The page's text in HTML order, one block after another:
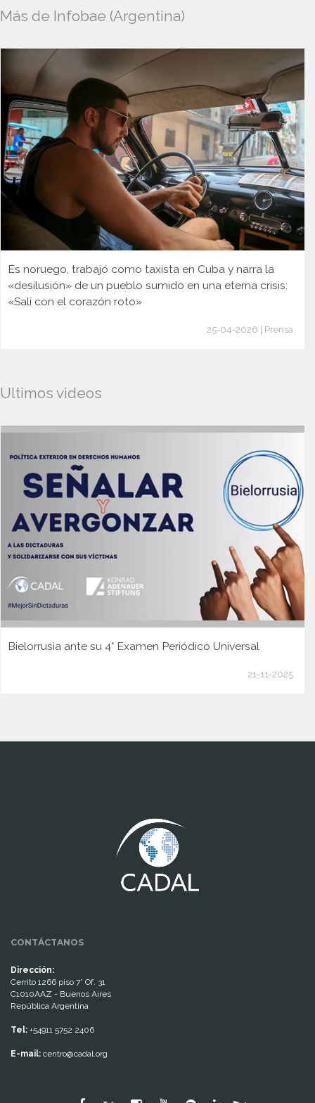
Más de Infobae (Argentina)
Es noruego, trabajó como taxista en Cuba y narra la
«desilusión» de un pueblo sumido en una eterna crisis:
«Salí con el corazón roto»
25-04-2026 | Prensa
Ultimos videos
Bielorrusia ante su 4° Examen Periódico Universal
21-11-2025
CONTÁCTANOS
Dirección:
Cerrito 1266 piso 7° Of. 31
C1010AAZ - Buenos Aires
República Argentina
Tel: +54911 5752 2406
E-mail: centro@cadal.org